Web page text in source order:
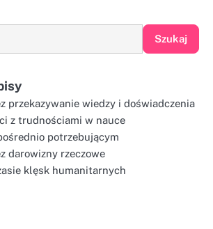
Szukaj
przekazywanie wiedzy i doświadczenia
z trudnościami w nauce
potrzebującym
darowizny rzeczowe
klęsk humanitarnych